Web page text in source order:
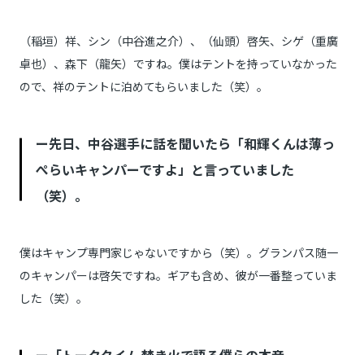
（稲垣）祥、シン（中谷進之介）、（仙頭）啓矢、シゲ（重廣
卓也）、森下（龍矢）ですね。僕はテントを持っていなかった
ので、祥のテントに泊めてもらいました（笑）。
ー先日、中谷選手に話を聞いたら「和輝くんは薄っ
ぺらいキャンパーですよ」と言っていました
（笑）。
僕はキャンプ専門家じゃないですから（笑）。グランパス随一
のキャンパーは啓矢ですね。ギアも含め、彼が一番整っていま
した（笑）。